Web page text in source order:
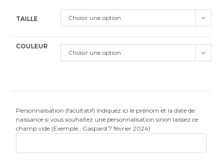
TAILLE Choisir une option
COULEUR
Choisir une option
Personnalisation (facultatif) Indiquez ici le prénom et la date de
naissance si vous souhaitez une personnalisation sinon laissez ce
champ vide (Exemple : Gaspard 7 février 2024)